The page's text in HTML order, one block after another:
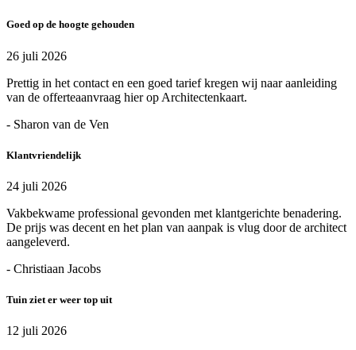
Goed op de hoogte gehouden
26 juli 2026
Prettig in het contact en een goed tarief kregen wij naar aanleiding
van de offerteaanvraag hier op Architectenkaart.
- Sharon van de Ven
Klantvriendelijk
24 juli 2026
Vakbekwame professional gevonden met klantgerichte benadering.
De prijs was decent en het plan van aanpak is vlug door de architect
aangeleverd.
- Christiaan Jacobs
Tuin ziet er weer top uit
12 juli 2026